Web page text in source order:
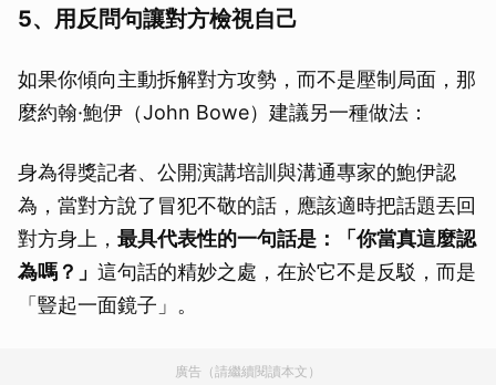
5、用反問句讓對方檢視自己
如果你傾向主動拆解對方攻勢，而不是壓制局面，那
麼約翰·鮑伊（John Bowe）建議另一種做法：
身為得獎記者、公開演講培訓與溝通專家的鮑伊認
為，當對方說了冒犯不敬的話，應該適時把話題丟回
對方身上， 最具代表性的一句話是：「你當真這麼認
為嗎？」 這句話的精妙之處，在於它不是反駁，而是
「豎起一面鏡子」。
廣告（請繼續閱讀本文）